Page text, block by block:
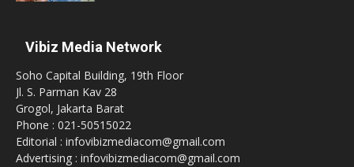
Vibiz Media Network
Soho Capital Building, 19th Floor
Jl. S. Parman Kav 28
Grogol, Jakarta Barat
Phone : 021-50515022
Editorial : infovibizmediacom@gmail.com
Advertising : infovibizmediacom@gmail.com